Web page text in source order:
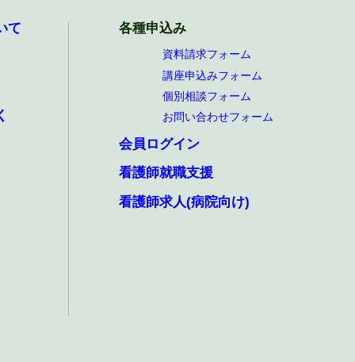
て 各種申込み
資料請求フォーム
講座申込みフォーム
個別相談フォーム
お問い合わせフォーム
会員ログイン
看護師就職支援
看護師求人(病院向け)